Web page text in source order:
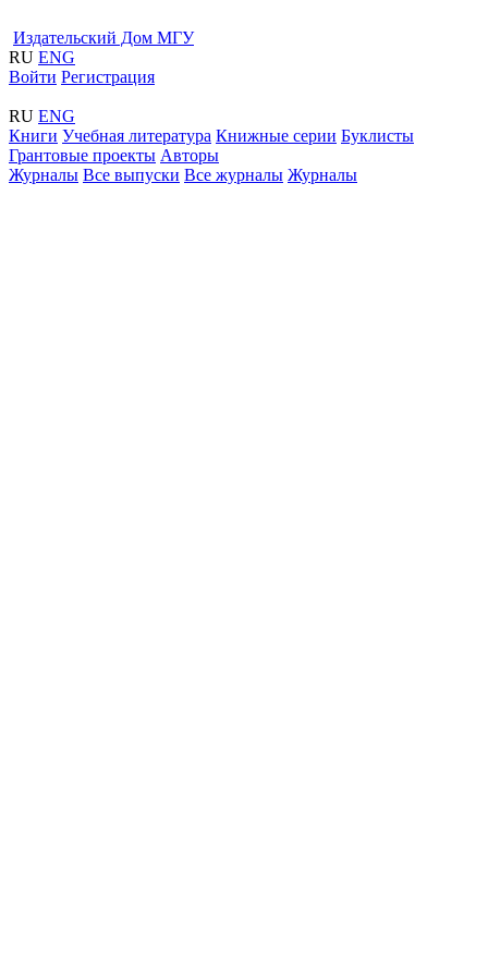
Издательский Дом МГУ
RU ENG
Войти Регистрация
RU ENG
Книги Учебная литература Книжные серии Буклисты
Грантовые проекты Авторы
Журналы Все выпуски Все журналы Журналы